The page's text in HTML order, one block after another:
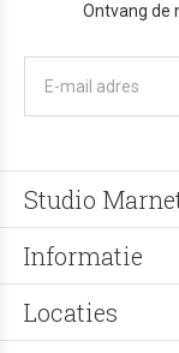
Ontvang de
Studio
Informatie
Locaties